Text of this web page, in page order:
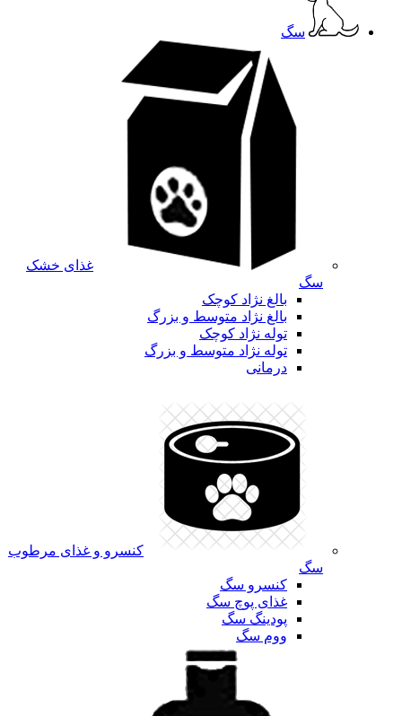
سگ
غذای خشک
سگ
بالغ نژاد کوچک
بالغ نژاد متوسط و بزرگ
توله نژاد کوچک
توله نژاد متوسط و بزرگ
درمانی
کنسرو و غذای مرطوب
سگ
کنسرو سگ
غذای پوچ سگ
پودینگ سگ
ووم سگ